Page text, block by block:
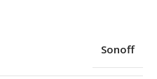
Sonoff